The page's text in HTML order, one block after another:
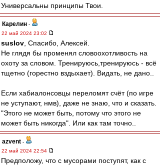
Универсальны принципы Твои.
Карелин -
22 май 2024 23:02
suslov , Спасибо, Алексей.
Не глядя бы променял словоохотливость на
охоту за словом. Тренируюсь,тренируюсь - всё
тщетно (горестно вздыхает). Видать, не дано..
Если хабиалонсовцы переломят счёт (по игре
не уступают, нмв), даже не знаю, что и сказать.
"Этого не может быть, потому что этого не
может быть никогда". Или как там точно..
azvent -
22 май 2024 22:54
Предположу, что с мусорами поступят, как с